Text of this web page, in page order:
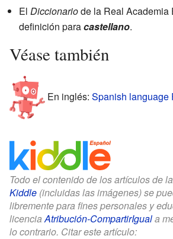
El Diccionariode la Real Academia
definición paracastellano.
Véase también
En inglés: Spanish language
Todo el contenido de los artículos de la
Kiddle (incluidas las imágenes) se
libremente para fines personales y
licenciaAtribución-CompartirIguala
lo contrario. Citar este artículo: